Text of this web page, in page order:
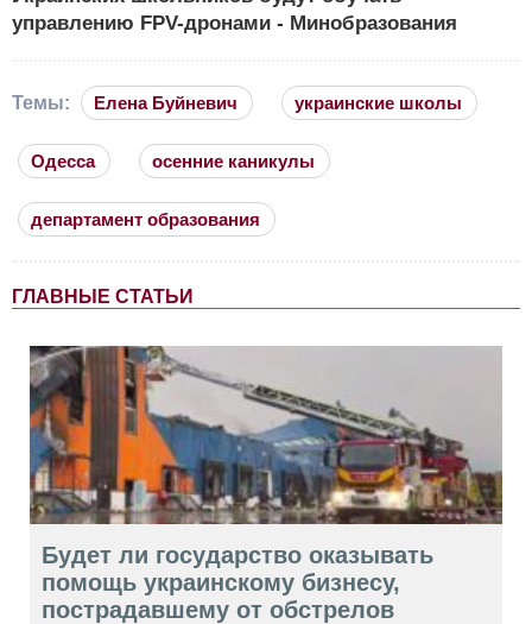
управлению FPV-дронами - Минобразования
Темы: Елена Буйневич украинские школы
Одесса осенние каникулы
департамент образования
ГЛАВНЫЕ СТАТЬИ
Будет ли государство оказывать
помощь украинскому бизнесу,
пострадавшему от обстрелов